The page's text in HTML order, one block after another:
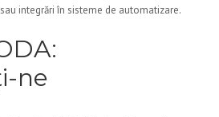
integrări în sisteme de automatizare.
ne